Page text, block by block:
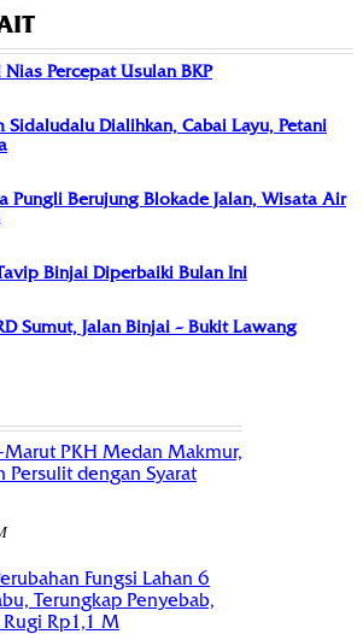
Percepat Usulan BKP
Dialihkan, Cabai Layu, Petani
Pungli Berujung Blokade Jalan, Wisata Air
Binjai Diperbaiki Bulan Ini
Sumut, Jalan Binjai – Bukit Lawang
Marut PKH Medan Makmur,
Persulit dengan Syarat
Fungsi Lahan 6
Terungkap Penyebab,
Rp1,1 M